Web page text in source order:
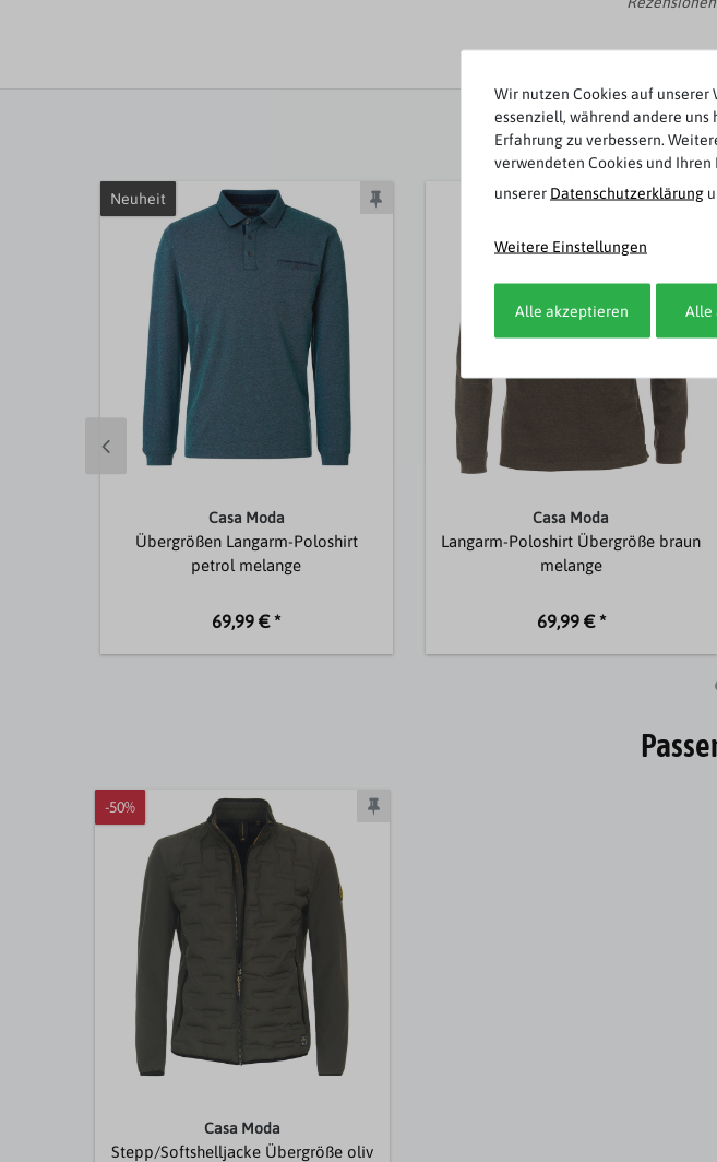
Weitere
Neuheit
Casa Moda
Übergrößen Langarm-Poloshirt
petrol melange
69,99 € *
Casa Moda
Langarm-Poloshirt Übergröße braun
melange
69,99 € *
-50%
Casa Moda
Stepp/Softshelljacke Übergröße oliv
Wir nutzen Cookies auf unserer
essenziell, während andere uns
Erfahrung zu verbessern.
verwendeten Cookies und
unserer Daten­schutz­erklärung
Weitere Einstellungen
Alle akzeptieren Alle